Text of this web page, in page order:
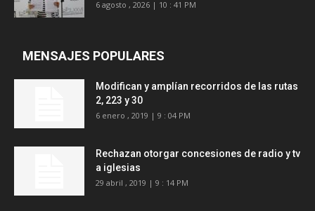
6 agosto , 2026 | 10 : 41 PM
MENSAJES POPULARES
Modifican y amplían recorridos de las rutas
2, 223 y 30
6 enero , 2019 | 9 : 04 PM
Rechazan otorgar concesiones de radio y tv
a iglesias
29 abril , 2019 | 9 : 14 PM